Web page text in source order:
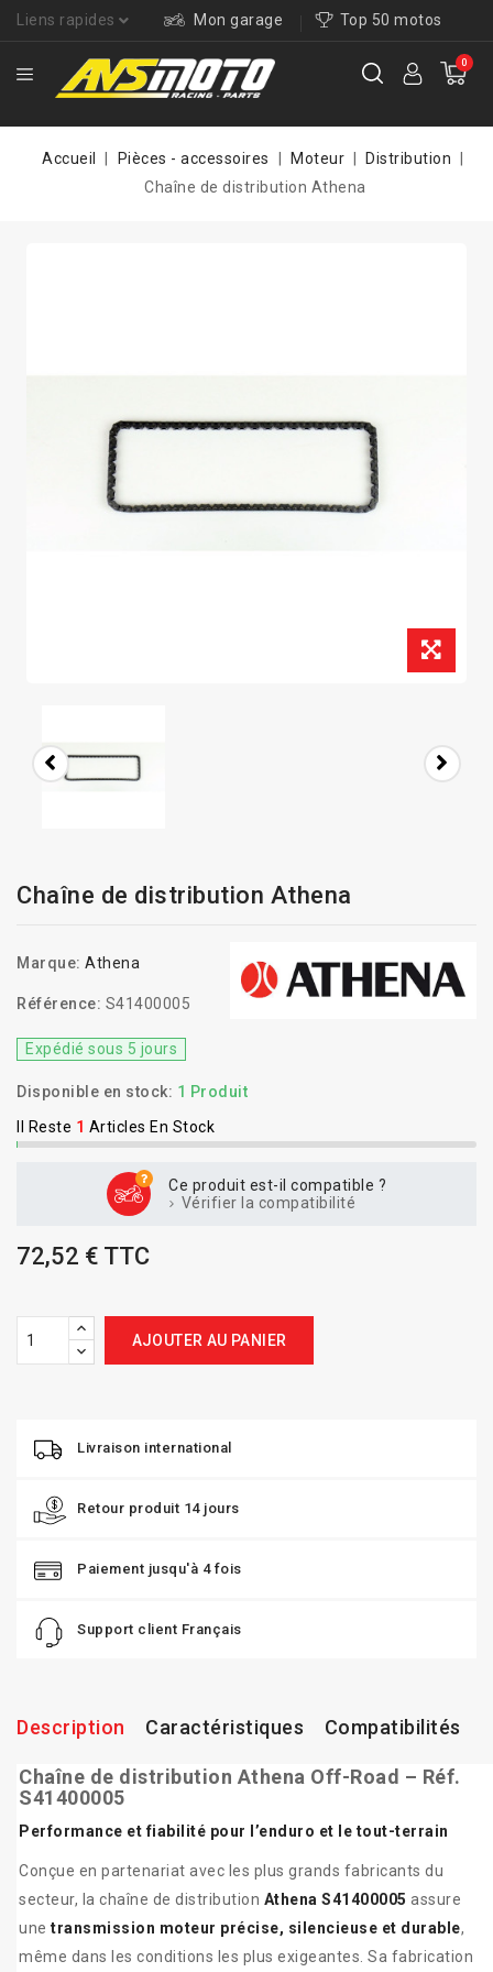
Liens rapides Mon garage Top 50 motos
0
Accueil Pièces - accessoires Moteur
Distribution
Chaîne de distribution Athena
Chaîne de distribution Athena
Marque: Athena
Référence: S41400005
Expédié sous 5 jours
Disponible en stock: 1 Produit
Il Reste 1 Articles En Stock
Ce produit est-il compatible ?
Vérifier la compatibilité
72,52 € TTC
AJOUTER AU PANIER
Livraison international
Retour produit 14 jours
Paiement jusqu'à 4 fois
Support client Français
Description Caractéristiques Compatibilités
Chaîne de distribution Athena Off-Road – Réf.
S41400005
Performance et fiabilité pour l’enduro et le tout-terrain
Conçue en partenariat avec les plus grands fabricants du
secteur, la chaîne de distribution Athena S41400005 assure
une transmission moteur précise, silencieuse et durable,
même dans les conditions les plus exigeantes. Sa fabrication